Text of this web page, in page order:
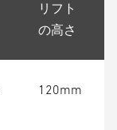
リフト
の高さ
120mm